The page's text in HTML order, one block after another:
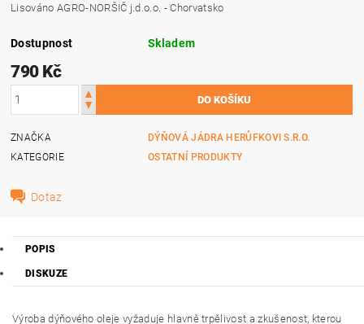
Lisováno AGRO-NORŠIČ j.d.o.o. - Chorvatsko
Dostupnost Skladem
790 Kč
ZNAČKA
DÝŇOVÁ JÁDRA HERŮFKOVI S.R.O.
KATEGORIE
OSTATNÍ PRODUKTY
Dotaz
POPIS
DISKUZE
Výroba dýňového oleje vyžaduje hlavně trpělivost a zkušenost, kterou